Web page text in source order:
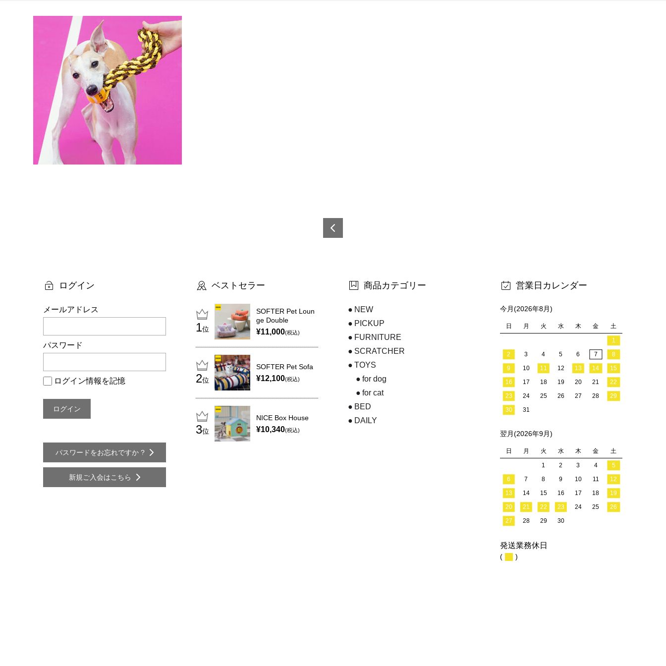
ー
シ
ョ
ン
ログイン
メールアドレス
パスワード
ログイン情報を記憶
パスワードをお忘れですか ?
新規ご入会はこちら
ベストセラー
位
SOFTER Pet Loun
ge Double
¥11,000(税込)
位
SOFTER Pet Sofa
¥12,100(税込)
位
NICE Box House
¥10,340(税込)
商品カテゴリー
NEW
PICKUP
FURNITURE
SCRATCHER
TOYS
for dog
for cat
BED
DAILY
営業日カレンダー
今月(2026年8月)
日 月 火 水 木 金 土
1
2
3 4 5 6 7
8
9
10 11 12 13 14
15
16
17 18 19 20 21
22
23
24 25 26 27 28
29
30
31
翌月(2026年9月)
日 月 火 水 木 金 土
1 2 3 4
5
6
7 8 9 10 11
12
13
14 15 16 17 18
19
20
21 22 23 24 25
26
27
28 29 30
発送業務休日
( )